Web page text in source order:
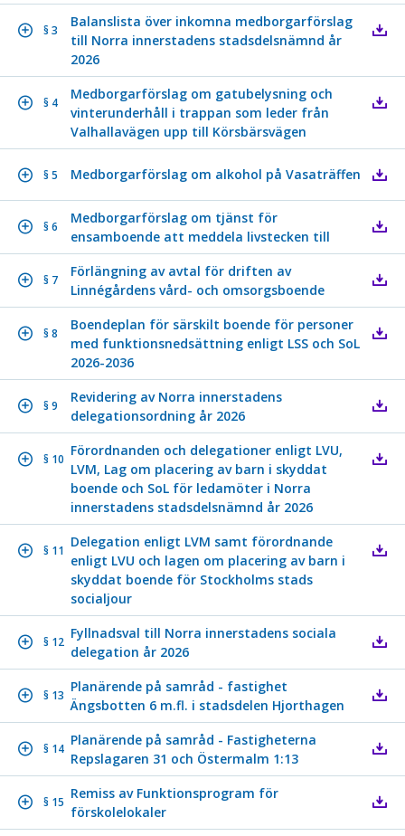
§ 3
Balanslista över inkomna medborgarförslag
till Norra innerstadens stadsdelsnämnd år
2026
§ 4
Medborgarförslag om gatubelysning och
vinterunderhåll i trappan som leder från
Valhallavägen upp till Körsbärsvägen
§ 5 Medborgarförslag om alkohol på Vasaträffen
§ 6
Medborgarförslag om tjänst för
ensamboende att meddela livstecken till
§ 7
Förlängning av avtal för driften av
Linnégårdens vård- och omsorgsboende
§ 8
Boendeplan för särskilt boende för personer
med funktionsnedsättning enligt LSS och SoL
2026-2036
§ 9
Revidering av Norra innerstadens
delegationsordning år 2026
§ 10
Förordnanden och delegationer enligt LVU,
LVM, Lag om placering av barn i skyddat
boende och SoL för ledamöter i Norra
innerstadens stadsdelsnämnd år 2026
§ 11
Delegation enligt LVM samt förordnande
enligt LVU och lagen om placering av barn i
skyddat boende för Stockholms stads
socialjour
§ 12
Fyllnadsval till Norra innerstadens sociala
delegation år 2026
§ 13
Planärende på samråd - fastighet
Ängsbotten 6 m.fl. i stadsdelen Hjorthagen
§ 14
Planärende på samråd - Fastigheterna
Repslagaren 31 och Östermalm 1:13
§ 15
Remiss av Funktionsprogram för
förskolelokaler